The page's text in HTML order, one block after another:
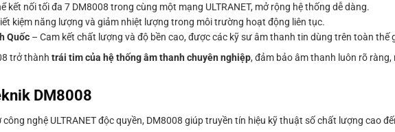
kết nối tối đa 7 DM8008 trong cùng một mạng ULTRANET, mở rộng hệ thống dễ dàng.
kiệm năng lượng và giảm nhiệt lượng trong môi trường hoạt động liên tục.
Quốc– Cam kết chất lượng và độ bền cao, được các kỹ sư âm thanh tin dùng trên toàn thế
trở thành trái tim của hệ thống âm thanh chuyên nghiệp, đảm bảo âm thanh luôn rõ ràng,
DM8008
công nghệ ULTRANET độc quyền, DM8008 giúp truyền tín hiệu kỹ thuật số chất lượng cao